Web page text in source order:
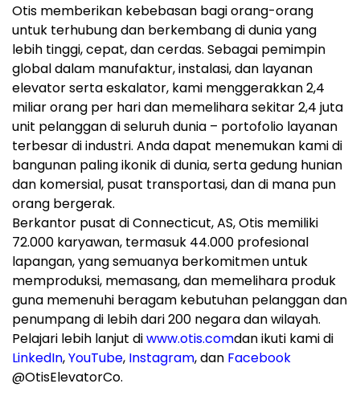
Otis memberikan kebebasan bagi orang-orang
untuk terhubung dan berkembang di dunia yang
lebih tinggi, cepat, dan cerdas. Sebagai pemimpin
global dalam manufaktur, instalasi, dan layanan
elevator serta eskalator, kami menggerakkan 2,4
miliar orang per hari dan memelihara sekitar 2,4 juta
unit pelanggan di seluruh dunia – portofolio layanan
terbesar di industri. Anda dapat menemukan kami di
bangunan paling ikonik di dunia, serta gedung hunian
dan komersial, pusat transportasi, dan di mana pun
orang bergerak.
Berkantor pusat di Connecticut, AS, Otis memiliki
72.000 karyawan, termasuk 44.000 profesional
lapangan, yang semuanya berkomitmen untuk
memproduksi, memasang, dan memelihara produk
guna memenuhi beragam kebutuhan pelanggan dan
penumpang di lebih dari 200 negara dan wilayah.
Pelajari lebih lanjut diwww.otis.comdan ikuti kami di
LinkedIn,YouTube, Instagram, dan Facebook
@OtisElevatorCo.